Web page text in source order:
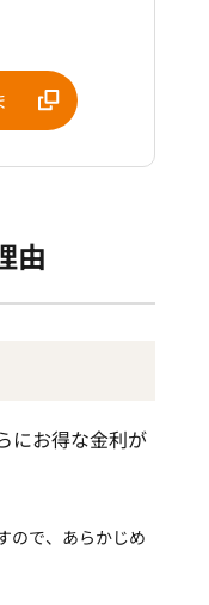
由
にお得な金利が
ので、あらかじめ